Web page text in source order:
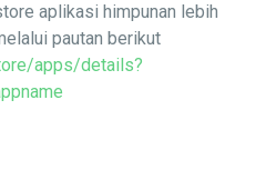
aplikasi himpunan lebih
pautan berikut
apps/details?